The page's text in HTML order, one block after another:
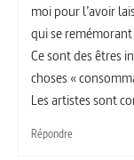
moi pour l’avoir
qui se
Ce sont des êtres
choses «
Les artistes sont
Répondre